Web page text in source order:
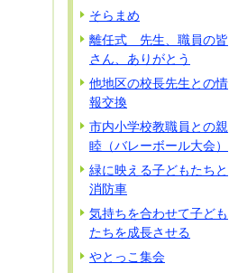
そらまめ
離任式 先生、職員の皆
さん、ありがとう
他地区の校長先生との情
報交換
市内小学校教職員との親
睦（バレーボール大会）
緑に映える子どもたちと
消防車
気持ちを合わせて子ども
たちを成長させる
やとっこ集会